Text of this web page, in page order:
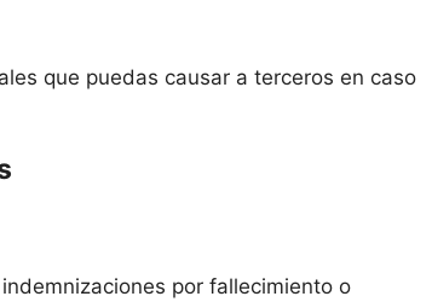
que puedas causar a terceros en caso
por fallecimiento o